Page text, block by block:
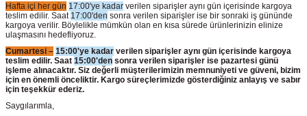
Hafta içi her gün 17:00'ye kadar verilen siparişler aynı gün içerisinde kargoya
teslim edilir. Saat 17:00'den sonra verilen siparişler ise bir sonraki iş gününde
kargoya verilir. Böylelikle mümkün olan en kısa sürede ürünlerinizin elinize
ulaşmasını hedefliyoruz.
Cumartesi – 15:00'ye kadar verilen siparişler aynı gün içerisinde kargoya
teslim edilir. Saat 15:00'den sonra verilen siparişler ise pazartesi günü
işleme alınacaktır. Siz değerli müşterilerimizin memnuniyeti ve güveni, bizim
için en önemli önceliktir. Kargo süreçlerimizde gösterdiğiniz anlayış ve sabır
için teşekkür ederiz.
Saygılarımla,